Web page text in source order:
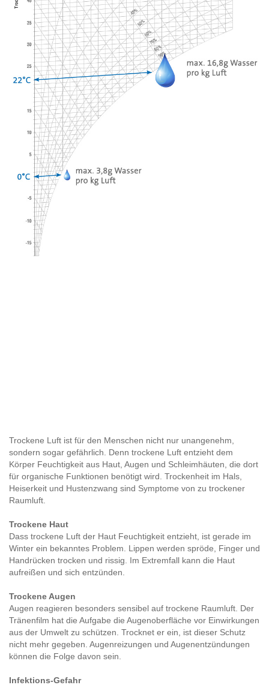
Trockene Luft ist für den Menschen nicht nur unangenehm,
sondern sogar gefährlich. Denn trockene Luft entzieht dem
Körper Feuchtigkeit aus Haut, Augen und Schleimhäuten, die dort
für organische Funktionen benötigt wird. Trockenheit im Hals,
Heiserkeit und Hustenzwang sind Symptome von zu trockener
Raumluft.
Trockene Haut
Dass trockene Luft der Haut Feuchtigkeit entzieht, ist gerade im
Winter ein bekanntes Problem. Lippen werden spröde, Finger und
Handrücken trocken und rissig. Im Extremfall kann die Haut
aufreißen und sich entzünden.
Trockene Augen
Augen reagieren besonders sensibel auf trockene Raumluft. Der
Tränenfilm hat die Aufgabe die Augenoberfläche vor Einwirkungen
aus der Umwelt zu schützen. Trocknet er ein, ist dieser Schutz
nicht mehr gegeben. Augenreizungen und Augenentzündungen
können die Folge davon sein.
Infektions-Gefahr